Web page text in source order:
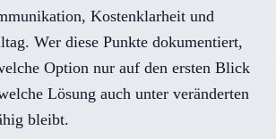
Kostenklarheit und
Wer diese Punkte dokumentiert,
Option nur auf den ersten Blick
Lösung auch unter veränderten
bleibt.